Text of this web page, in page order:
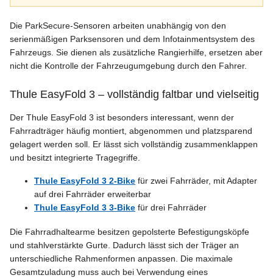
Die ParkSecure-Sensoren arbeiten unabhängig von den
serienmäßigen Parksensoren und dem Infotainmentsystem des
Fahrzeugs. Sie dienen als zusätzliche Rangierhilfe, ersetzen aber
nicht die Kontrolle der Fahrzeugumgebung durch den Fahrer.
Thule EasyFold 3 – vollständig faltbar und vielseitig
Der Thule EasyFold 3 ist besonders interessant, wenn der
Fahrradträger häufig montiert, abgenommen und platzsparend
gelagert werden soll. Er lässt sich vollständig zusammenklappen
und besitzt integrierte Tragegriffe.
Thule EasyFold 3 2-Bike für zwei Fahrräder, mit Adapter
auf drei Fahrräder erweiterbar
Thule EasyFold 3 3-Bike für drei Fahrräder
Die Fahrradhaltearme besitzen gepolsterte Befestigungsköpfe
und stahlverstärkte Gurte. Dadurch lässt sich der Träger an
unterschiedliche Rahmenformen anpassen. Die maximale
Gesamtzuladung muss auch bei Verwendung eines